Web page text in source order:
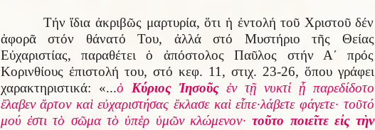
Τήν ἴδια ἀκριβῶς μαρτυρία, ὅτι ἡ ἐντολή τοῦ Χριστοῦ δέν
ἀφορᾶ στόν θάνατό Του, ἀλλά στό Μυστήριο τῆς Θείας
Εὐχαριστίας, παραθέτει ὁ ἀπόστολος Παῦλος στήν Α΄ πρός
Κορινθίους ἐπιστολή του, στό κεφ. 11, στιχ. 23-26, ὅπου γράφει
χαρακτηριστικά: «...ὁ Κύριος Ἰησοῦςἐν τῇ νυκτί ᾗ παρεδίδοτο
ἔλαβεν ἄρτον καὶ εὐχαριστήσας ἔκλασε καὶ εἶπε·λάβετε φάγετε· τοῦτό
μού ἐστι τὸ σῶμα τὸ ὑπὲρ ὑμῶν κλώμενον·τοῦτο ποιεῖτε εἰς τὴν